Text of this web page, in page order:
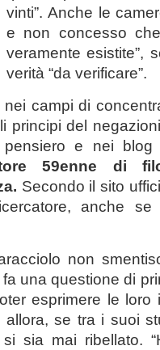
vinti”. Anche le
e non concesso
veramente esistite”,
verità “da verificare”.
campi di
principi del
pensiero e nei
59enne di
Secondo il sito
anche
non
una questione di
esprimere le loro
allora, se tra i suoi
sia mai ribellato.